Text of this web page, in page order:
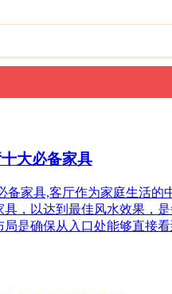
大必备家具
备家具,客厅作为家庭生活
，以达到最佳风水效果，
是确保从入口处能够直接